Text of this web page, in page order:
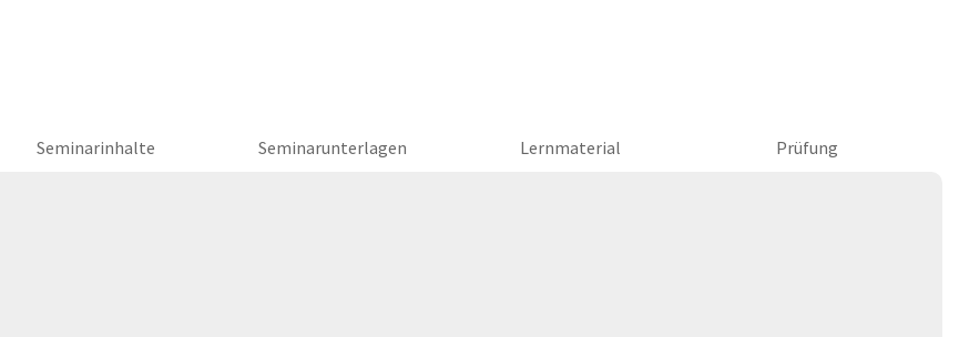
Seminarinhalte Seminarunterlagen Lernmaterial Prüfung